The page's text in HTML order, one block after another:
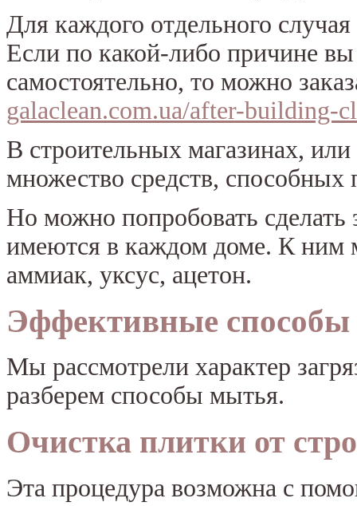
Для каждого отдельного
Если по какой-либо причине
самостоятельно, то можно
galaclean.com.ua/after-building-
В строительных магазинах,
множество средств, способных
Но можно попробовать
имеются в каждом доме. К ним
аммиак, уксус, ацетон.
Эффективные
Мы рассмотрели характер
разберем способы мытья.
Очистка плитки от
Эта процедура возможна с